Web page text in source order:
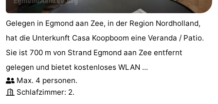
Scheveningen
-
Den
Haag
-
Rotterdam
-
Rockanje
Wetter
Kontakt
Gelegen in Egmond aan Zee, in der Region Nordholland,
hat die Unterkunft Casa Koopboom eine Veranda / Patio.
Sie ist 700 m von Strand Egmond aan Zee entfernt
gelegen und bietet kostenloses WLAN ...
Max. 4 personen.
Schlafzimmer: 2.